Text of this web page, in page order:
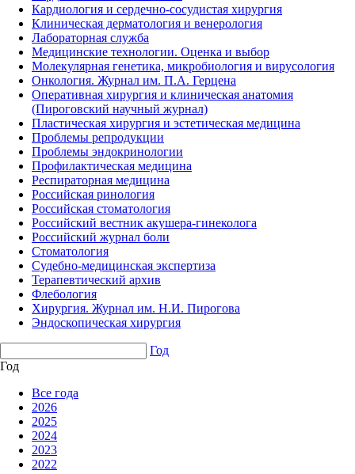
Кардиология и сердечно-сосудистая хирургия
Клиническая дерматология и венерология
Лабораторная служба
Медицинские технологии. Оценка и выбор
Молекулярная генетика, микробиология и вирусология
Онкология. Журнал им. П.А. Герцена
Оперативная хирургия и клиническая анатомия
(Пироговский научный журнал)
Пластическая хирургия и эстетическая медицина
Проблемы репродукции
Проблемы эндокринологии
Профилактическая медицина
Респираторная медицина
Российская ринология
Российская стоматология
Российский вестник акушера-гинеколога
Российский журнал боли
Стоматология
Судебно-медицинская экспертиза
Терапевтический архив
Флебология
Хирургия. Журнал им. Н.И. Пирогова
Эндоскопическая хирургия
Год
Год
Все года
2026
2025
2024
2023
2022